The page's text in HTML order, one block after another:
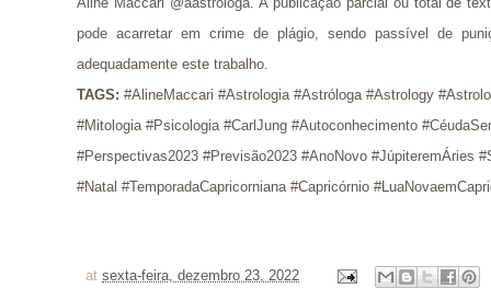
pode acarretar em crime de plágio, sendo passível de
adequadamente este trabalho.
TAGS: #AlineMaccari #Astrologia #Astróloga #Astrology
#Mitologia #Psicologia #CarlJung #Autoconhecimento
#Perspectivas2023 #Previsão2023 #AnoNovo #JúpiteremÁries
#Natal #TemporadaCapricorniana #Capricórnio
at sexta-feira, dezembro 23, 2022